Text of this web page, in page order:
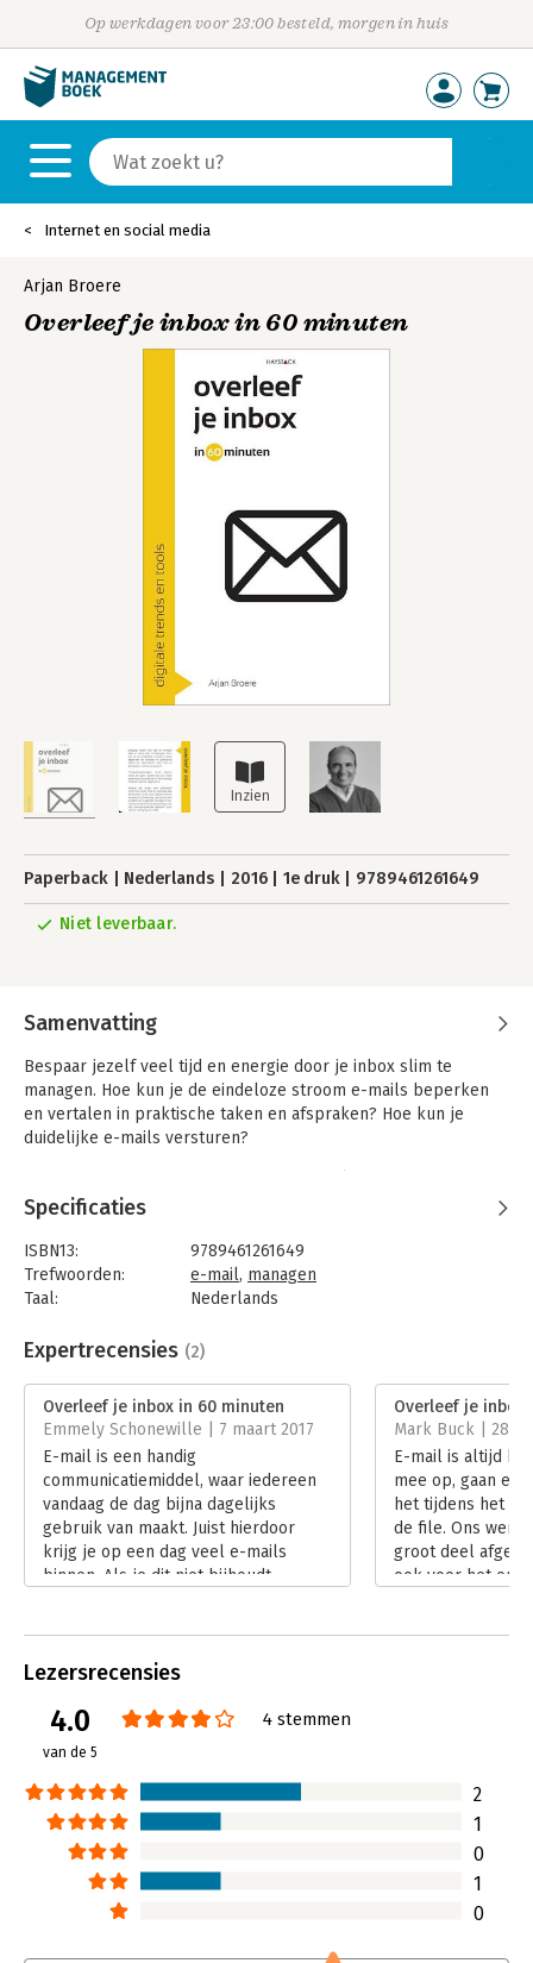
Op werkdagen voor 23:00 besteld, morgen in huis
Internet en social media
Arjan Broere
Overleef je inbox in 60 minuten
Paperback Nederlands 2016 1e druk 9789461261649
Niet leverbaar.
Samenvatting
Bespaar jezelf veel tijd en energie door je inbox slim te
managen. Hoe kun je de eindeloze stroom e-mails beperken
en vertalen in praktische taken en afspraken? Hoe kun je
duidelijke e-mails versturen?
e-mail weer kunt veranderen in het handige medium dat het
eigenlijk is.
Weinig tijd, maar veel ambities? Informeer jezelf snel en
grondig met de boeken in de serie 'Digitale trends en tools in
samenwerking met Frankwatching.com, het toonaangevende
platform over online trends, tips & tricks.
Specificaties
ISBN13:
9789461261649
Trefwoorden:
e-mail, managen
Taal:
Nederlands
Aantal pagina's:
160
Druk:
Verschijningsdatum:
1-3-2016
Hoofdrubriek:
Internet en social media
Serie:
Digitale trends en tools in 60 minuten
Expertrecensies (2)
Overleef je inbox in 60 minuten
Emmely Schonewille | 7 maart 2017
E-mail is een handig
communicatiemiddel, waar iedereen
vandaag de dag bijna dagelijks
gebruik van maakt. Juist hierdoor
krijg je op een dag veel e-mails
binnen. Als je dit niet bijhoudt
Overleef je inbox
Mark Buck | 28
E-mail is altijd bij
mee op, gaan er
het tijdens het
de file. Ons werk
groot deel
ook voor het
Lezersrecensies
4.0
van de 5
4 stemmen
2
1
0
1
0